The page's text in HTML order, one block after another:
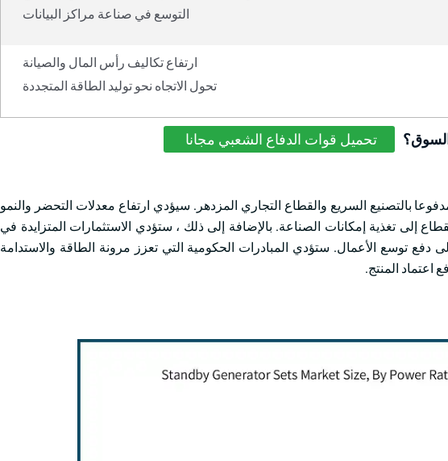
التوسع في صناعة مراكز البيانات
ارتفاع تكاليف رأس المال والصيانة
تحول الاتجاه نحو توليد الطاقة المتجددة
تحميل قوات الدفاع الشعبي مجانا
بالتصنيع السريع والقطاع التجاري المزدهر. سيؤدي ارتفاع معدلات التحضر والنمو
إلى تغذية إمكانات الصناعة. بالإضافة إلى ذلك ، ستؤدي الاستثمارات المتزايدة في
إلى دفع توسع الأعمال. ستؤدي المبادرات الحكومية التي تعزز مرونة الطاقة والاستدامة
اعتماد المنتج.